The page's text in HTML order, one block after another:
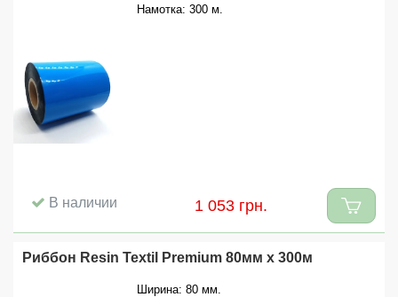
Намотка: 300 м.
В наличии 1 053 грн.
Риббон Resin Textil Premium 80мм x 300м
Ширина: 80 мм.